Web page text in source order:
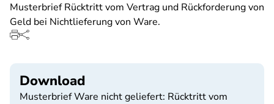
Musterbrief Rücktritt vom Vertrag und Rückforderung von
Geld bei Nichtlieferung von Ware.
Download
Musterbrief Ware nicht geliefert: Rücktritt vom